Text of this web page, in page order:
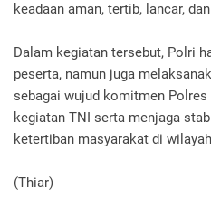
keadaan aman, tertib, lancar,
Dalam kegiatan tersebut, Polri
peserta, namun juga
sebagai wujud komitmen
kegiatan TNI serta menjaga
ketertiban masyarakat di
(Thiar)